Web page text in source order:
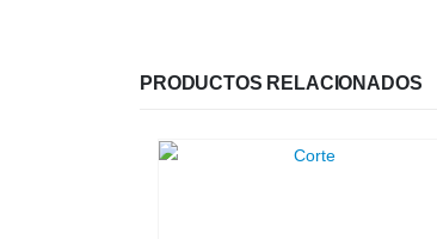
PRODUCTOS RELACIONADOS